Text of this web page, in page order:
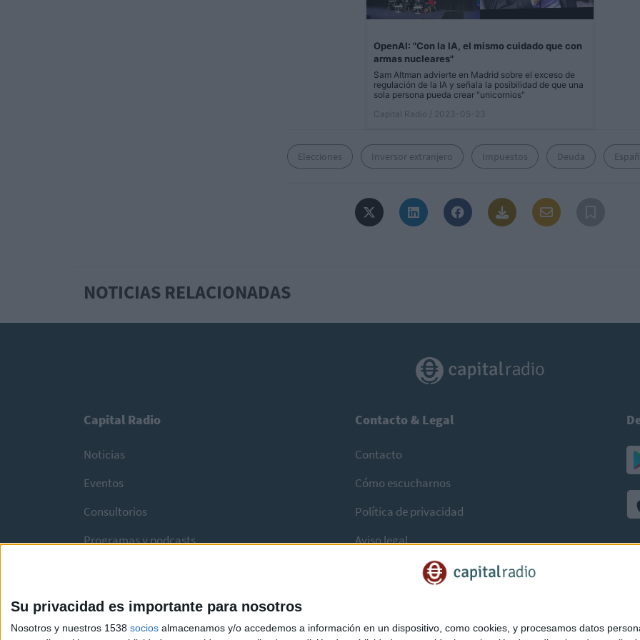
Su privacidad es importante para nosotros
Nosotros y nuestros 1538 socios almacenamos y/o accedemos a información en un dispositivo, como cookies, y procesamos datos
OpenAI: "Con la IA, el mismo cuidado que con
armas nucleares"
Sam Altman advierte en Madrid sobre el exceso de
regulación de la IA y señala la posibilidad de que una
sola persona pueda crear "unicornios"
Capital Radio
/ 2023-05-23
Elecciones Inversor extranjero Impuestos Deuda
NOTICIAS RELACIONADAS
Capital Radio
Noticias
Eventos
Consultorios
Programas y podcasts
Contacto & Legal
Contacto
Cómo escucharnos
Política de privacidad
Aviso legal